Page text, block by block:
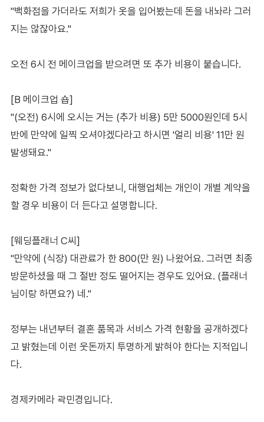
"백화점을 가더라도 저희가 옷을 입어봤는데 돈을 내놔라 그러
지는 않잖아요."
오전 6시 전 메이크업을 받으려면 또 추가 비용이 붙습니다.
[B 메이크업 숍]
"(오전) 6시에 오시는 거는 (추가 비용) 5만 5000원인데 5시
반에 만약에 일찍 오셔야겠다라고 하시면 '얼리 비용' 11만 원
발생돼요."
정확한 가격 정보가 없다보니, 대행업체는 개인이 개별 계약을
할 경우 비용이 더 든다고 설명합니다.
[웨딩플래너 C씨]
"만약에 (식장) 대관료가 한 800(만 원) 나왔어요. 그러면 최종
방문하셨을 때 그 절반 정도 떨어지는 경우도 있어요. (플래너
님이랑 하면요?) 네."
정부는 내년부터 결혼 품목과 서비스 가격 현황을 공개하겠다
고 밝혔는데 이런 웃돈까지 투명하게 밝혀야 한다는 지적입니
다.
경제카메라 곽민경입니다.